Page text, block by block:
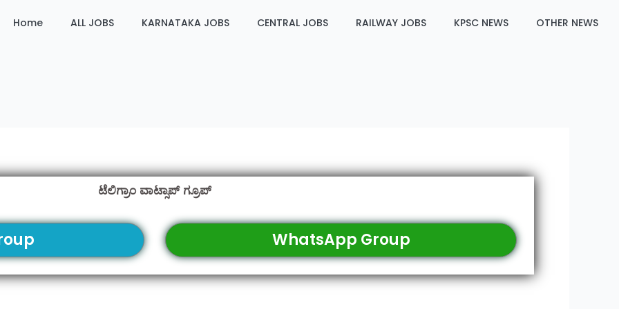
Home ALL JOBS KARNATAKA JOBS CENTRAL JOBS RAILWAY JOBS KPSC NEWS OTHER NEWS
ಟೆಲಿಗ್ರಾಂ ವಾಟ್ಸಾಪ್ ಗ್ರೂಪ್
WhatsApp Group